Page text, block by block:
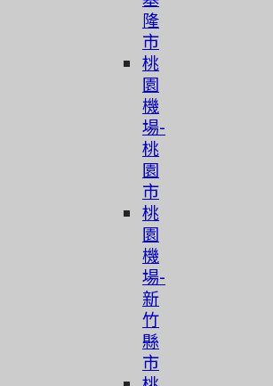
隆
市
桃
園
機
場-
桃
園
市
桃
園
機
場-
新
竹
縣
市